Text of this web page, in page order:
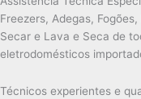
Freezers, Adegas,
Secar e Lava e Seca de
eletrodomésticos
Técnicos experientes e